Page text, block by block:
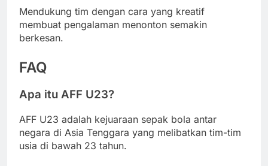
Mendukung tim dengan cara yang kreatif
membuat pengalaman menonton semakin
berkesan.
FAQ
Apa itu AFF U23?
AFF U23 adalah kejuaraan sepak bola antar
negara di Asia Tenggara yang melibatkan tim-tim
usia di bawah 23 tahun.